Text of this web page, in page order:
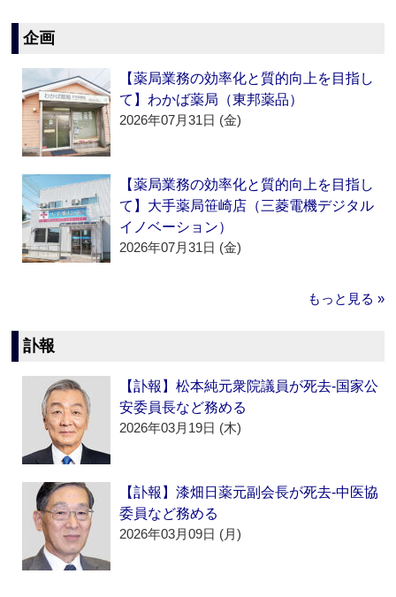
企画
【薬局業務の効率化と質的向上を目指し
て】わかば薬局（東邦薬品）
2026年07月31日 (金)
【薬局業務の効率化と質的向上を目指し
て】大手薬局笹崎店（三菱電機デジタル
イノベーション）
2026年07月31日 (金)
もっと見る »
訃報
【訃報】松本純元衆院議員が死去‐国家公
安委員長など務める
2026年03月19日 (木)
【訃報】漆畑日薬元副会長が死去‐中医協
委員など務める
2026年03月09日 (月)